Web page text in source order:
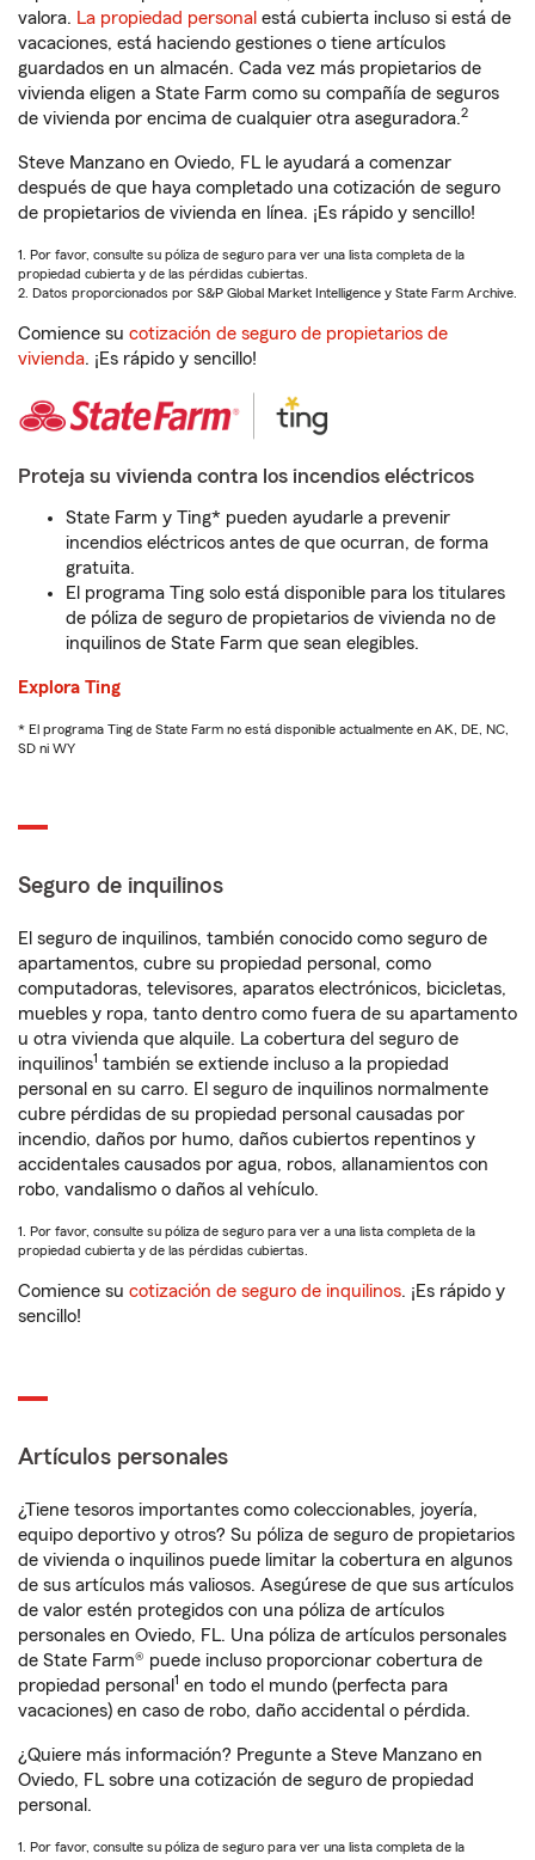
valora. La propiedad personal está cubierta incluso si está de
vacaciones, está haciendo gestiones o tiene artículos
guardados en un almacén. Cada vez más propietarios de
vivienda eligen a State Farm como su compañía de seguros
de vivienda por encima de cualquier otra aseguradora.2
Steve Manzano en Oviedo, FL le ayudará a comenzar
después de que haya completado una cotización de seguro
de propietarios de vivienda en línea. ¡Es rápido y sencillo!
1. Por favor, consulte su póliza de seguro para ver una lista completa de la
propiedad cubierta y de las pérdidas cubiertas.
2. Datos proporcionados por S&P Global Market Intelligence y State Farm Archive.
Comience su cotización de seguro de propietarios de
vivienda. ¡Es rápido y sencillo!
Proteja su vivienda contra los incendios eléctricos
State Farm y Ting* pueden ayudarle a prevenir
incendios eléctricos antes de que ocurran, de forma
gratuita.
El programa Ting solo está disponible para los titulares
de póliza de seguro de propietarios de vivienda no de
inquilinos de State Farm que sean elegibles.
Explora Ting
* El programa Ting de State Farm no está disponible actualmente en AK, DE, NC,
SD ni WY
Seguro de inquilinos
El seguro de inquilinos, también conocido como seguro de
apartamentos, cubre su propiedad personal, como
computadoras, televisores, aparatos electrónicos, bicicletas,
muebles y ropa, tanto dentro como fuera de su apartamento
u otra vivienda que alquile. La cobertura del seguro de
inquilinos1 también se extiende incluso a la propiedad
personal en su carro. El seguro de inquilinos normalmente
cubre pérdidas de su propiedad personal causadas por
incendio, daños por humo, daños cubiertos repentinos y
accidentales causados por agua, robos, allanamientos con
robo, vandalismo o daños al vehículo.
1. Por favor, consulte su póliza de seguro para ver a una lista completa de la
propiedad cubierta y de las pérdidas cubiertas.
Comience su cotización de seguro de inquilinos. ¡Es rápido y
sencillo!
Artículos personales
¿Tiene tesoros importantes como coleccionables, joyería,
equipo deportivo y otros? Su póliza de seguro de propietarios
de vivienda o inquilinos puede limitar la cobertura en algunos
de sus artículos más valiosos. Asegúrese de que sus artículos
de valor estén protegidos con una póliza de artículos
personales en Oviedo, FL. Una póliza de artículos personales
de State Farm® puede incluso proporcionar cobertura de
propiedad personal 1 en todo el mundo (perfecta para
vacaciones) en caso de robo, daño accidental o pérdida.
¿Quiere más información? Pregunte a Steve Manzano en
Oviedo, FL sobre una cotización de seguro de propiedad
personal.
1. Por favor, consulte su póliza de seguro para ver una lista completa de la